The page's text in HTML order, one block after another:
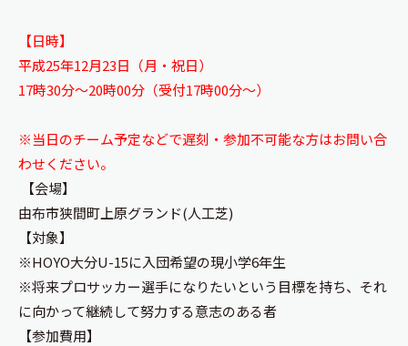
【日時】
平成25年12月23日（月・祝日）
17時30分～20時00分（受付17時00分～）
※当日のチーム予定などで遅刻・参加不可能な方はお問い合
わせください。
【会場】
由布市狭間町上原グランド(人工芝)
【対象】
※HOYO大分U-15に入団希望の現小学6年生
※将来プロサッカー選手になりたいという目標を持ち、それ
に向かって継続して努力する意志のある者
【参加費用】